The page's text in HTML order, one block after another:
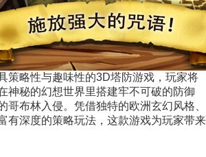
策略性与趣味性的3D塔防游戏，玩家将
神秘的幻想世界里搭建牢不可破的防御
哥布林入侵。凭借独特的欧洲玄幻风格、
有深度的策略玩法，这款游戏为玩家带来